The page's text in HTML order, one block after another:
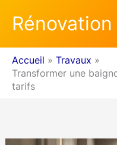
Accueil
Travaux
Transformer une
tarifs